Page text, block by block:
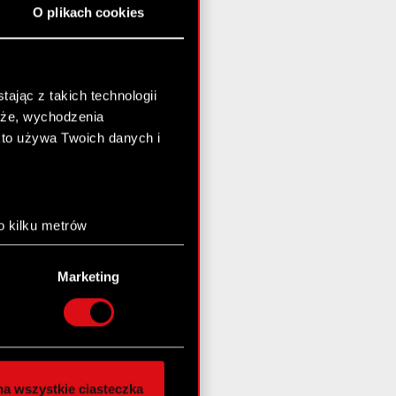
O plikach cookies
z takich technologii
wychodzenia
używa Twoich danych i
kilku metrów
(fingerprinting,
preferencje w
chwili.
i
Marketing
wszystkie ciasteczka